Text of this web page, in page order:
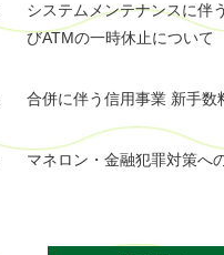
システムメンテナンスに伴
びATMの一時休止について
合併に伴う信用事業 新手数
マネロン・金融犯罪対策へ